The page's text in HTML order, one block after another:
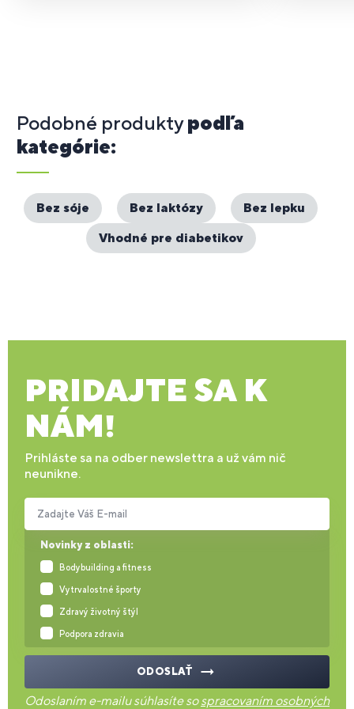
Podobné produktypodľa
kategórie:
Bez sóje Bez laktózy
Bez lepku
Vhodné pre diabetikov
PRIDAJTE SA K
NÁM!
Prihláste sa na odber newslettra a už vám nič
neunikne.
Novinky z oblasti:
Bodybuilding a fitness
Vytrvalostné športy
Zdravý životný štýl
Podpora zdravia
Zadajte Váš E-mail
ODOSLAŤ
Odoslaním e-mailu súhlasíte sospracovaním osobných